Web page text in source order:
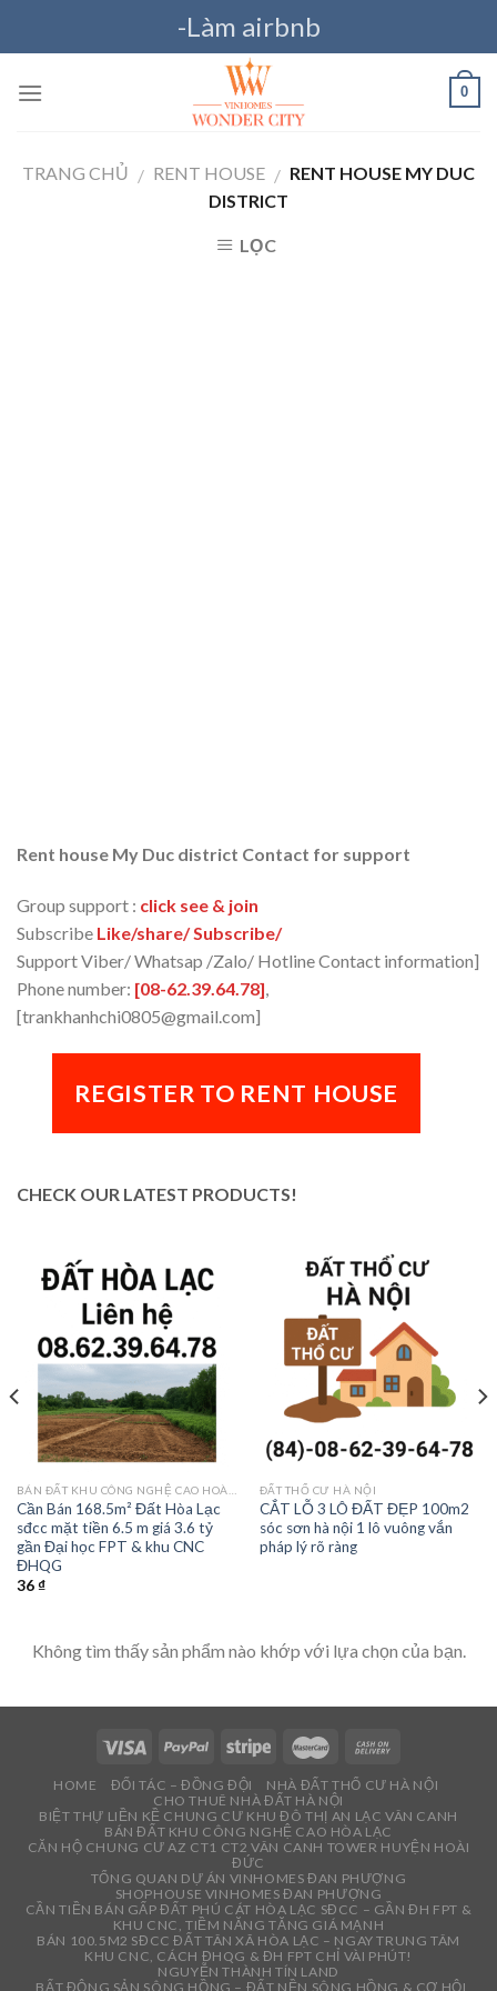
-Làm airbnb
0
TRANG CHỦ / RENT HOUSE / RENT HOUSE MY DUC
DISTRICT
LỌC
Rent house My Duc district Contact for support
Group support : click see & join
Subscribe Like/share/ Subscribe/
Support Viber/ Whatsap /Zalo/ Hotline Contact information]
Phone number: [08-62.39.64.78]
[trankhanhchi0805@gmail.com]
REGISTER TO RENT HOUSE
CHECK OUR LATEST PRODUCTS!
Cần Bán 168.5m² Đất Hòa Lạc
sđcc mặt tiền 6.5 m giá 3.6 tỷ
gần Đại học FPT & khu CNC
ĐHQG
36₫
ĐẤT THỔ CƯ HÀ NỘI
CẮT LỖ 3 LÔ ĐẤT ĐẸP 100m2
sóc sơn hà nội 1 lô vuông vắn
pháp lý rõ ràng
Không tìm thấy sản phẩm nào khớp với lựa chọn của bạn.
HOME ĐỐI TÁC – ĐỒNG ĐỘI
NHÀ ĐẤT THỔ CƯ HÀ NỘI
CHO THUÊ NHÀ ĐẤT HÀ NỘI
BIỆT THỰ LIỀN KỀ CHUNG CƯ KHU ĐÔ THỊ AN LẠC VÂN CANH
BÁN ĐẤT KHU CÔNG NGHỆ CAO HÒA LẠC
CĂN HỘ CHUNG CƯ AZ CT1 CT2 VÂN CANH TOWER HUYỆN HOÀI
ĐỨC
TỔNG QUAN DỰ ÁN VINHOMES ĐAN PHƯỢNG
SHOPHOUSE VINHOMES ĐAN PHƯỢNG
CẦN TIỀN BÁN GẤP ĐẤT PHÚ CÁT HÒA LẠC SĐCC – GẦN ĐH FPT &
KHU CNC, TIỀM NĂNG TĂNG GIÁ MẠNH
BÁN 100.5M2 SĐCC ĐẤT TÂN XÃ HÒA LẠC – NGAY TRUNG TÂM
KHU CNC, CÁCH ĐHQG & ĐH FPT CHỈ VÀI PHÚT!
NGUYỄN THÀNH TÍN LAND
BẤT ĐỘNG SẢN SÔNG HỒNG – ĐẤT NỀN SÔNG HỒNG & CƠ HỘI